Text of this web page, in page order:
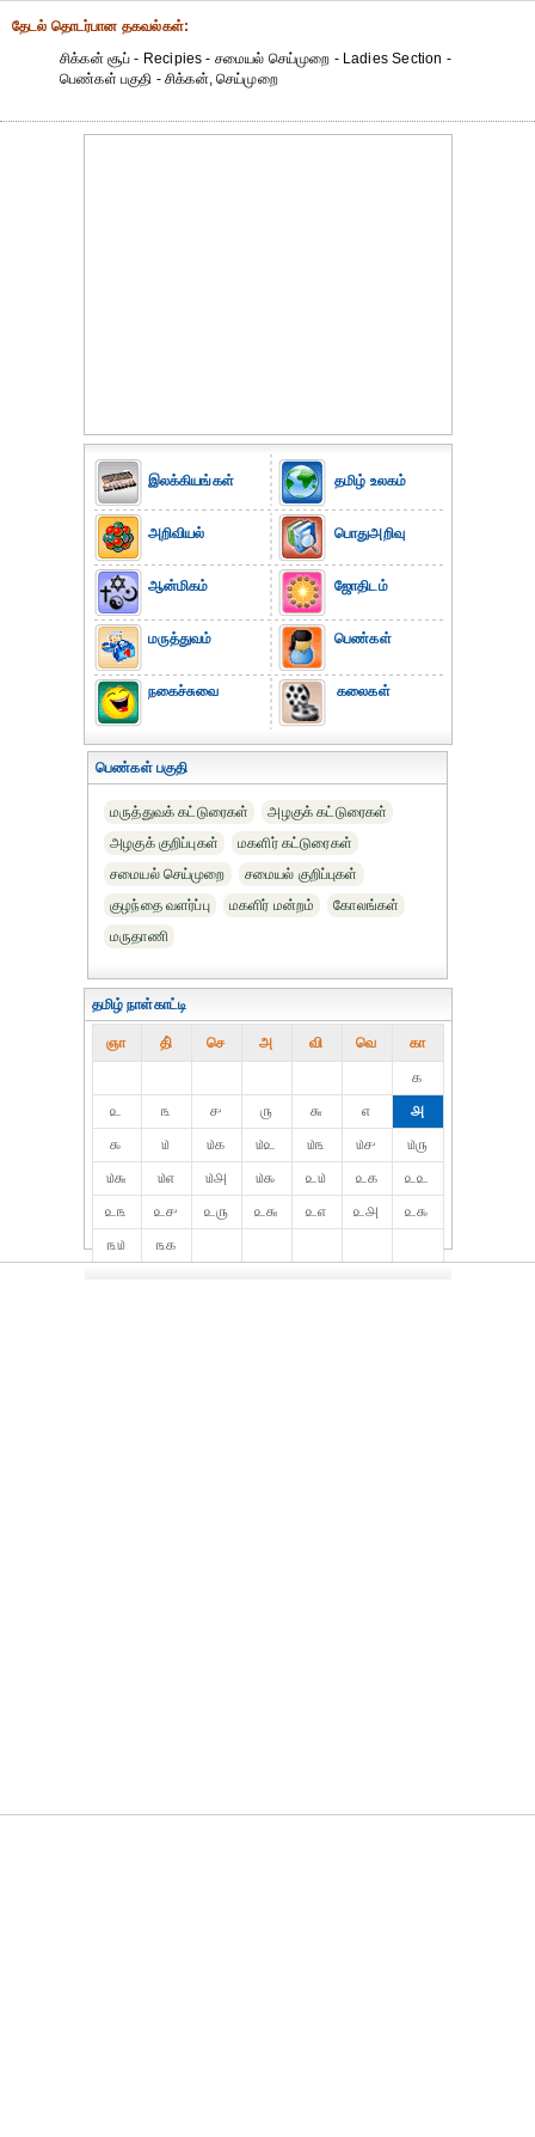
தேட‌ல் தொட‌ர்பான தகவ‌ல்க‌ள்:
சிக்கன் சூப் - Recipies - சமையல் செய்முறை - Ladies Section -
பெண்கள் பகுதி - சிக்கன், செய்முறை
இலக்கியங்கள்
அறிவியல்
ஆன்மிகம்
மருத்துவம்
நகைச்சுவை
தமிழ் உலகம்
பொதுஅறிவு
ஜோதிடம்
பெண்கள்
கலைகள்
பெண்கள் பகுதி
மருத்துவக் கட்டுரைகள்
அழகுக் கட்டுரைகள்
அழகுக் குறிப்புகள்
மகளிர் கட்டுரைகள்
சமையல் செய்முறை
சமையல் குறிப்புகள்
குழந்தை வளர்ப்பு
மகளிர் மன்றம்
கோலங்கள்
மருதாணி
தமிழ் நாள்காட்டி
ஞா தி் செ அ வி வெ கா
௧
௨
௩ ௪ ௫ ௬ ௭
௮
௯
௰ ௰௧ ௰௨ ௰௩ ௰௪
௰௫
௰௬
௰௭ ௰௮ ௰௯ ௨௰ ௨௧
௨௨
௨௩
௨௪ ௨௫ ௨௬ ௨௭ ௨௮
௨௯
௩௰
௩௧